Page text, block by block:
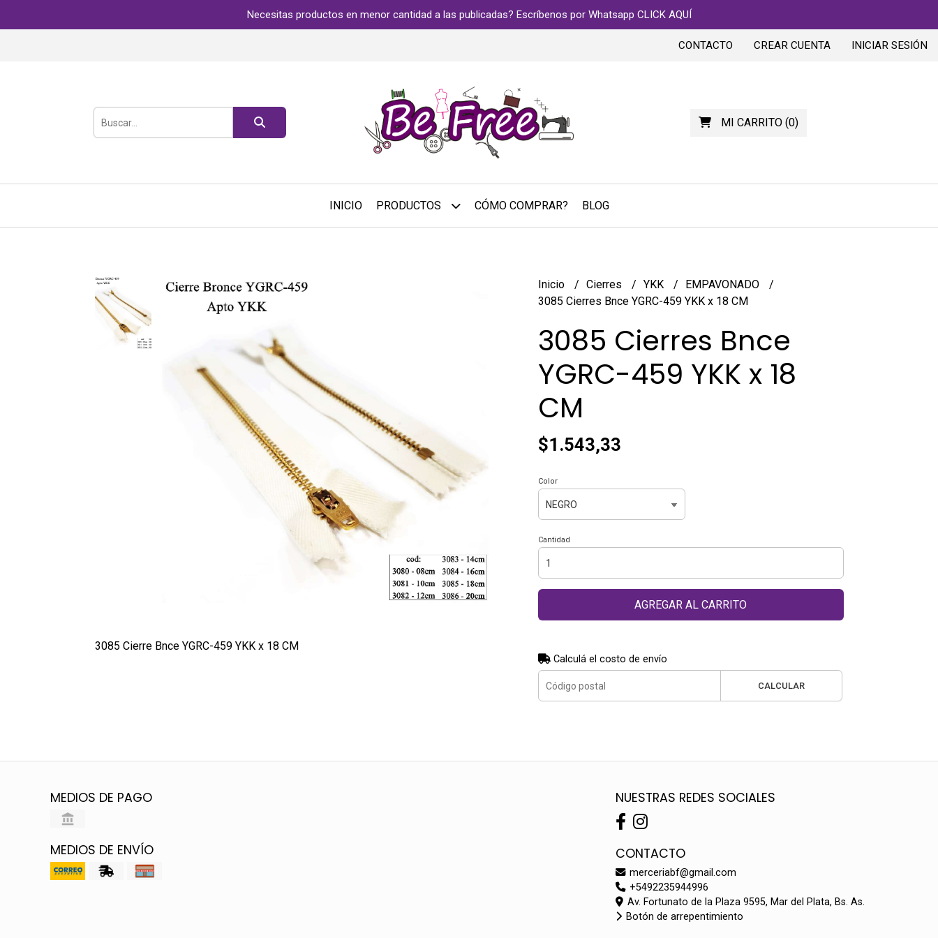
Necesitas productos en menor cantidad a las publicadas? Escríbenos por Whatsapp CLICK AQUÍ
CONTACTO CREAR CUENTA INICIAR SESIÓN
MI CARRITO(0)
INICIO PRODUCTOS CÓMO COMPRAR? BLOG
3085 Cierre Bnce YGRC-459 YKK x 18 CM
Inicio Cierres YKK
EMPAVONADO
3085 Cierres Bnce YGRC-459 YKK x 18 CM
3085 Cierres Bnce
YGRC-459 YKK x 18
CM
$1.543,33
Color
Cantidad
AGREGAR AL CARRITO
Calculá el costo de envío
CALCULAR
MEDIOS DE PAGO
MEDIOS DE ENVÍO
NUESTRAS REDES SOCIALES
CONTACTO
merceriabf@gmail.com
+5492235944996
Av. Fortunato de la Plaza 9595, Mar del Plata, Bs. As.
Botón de arrepentimiento